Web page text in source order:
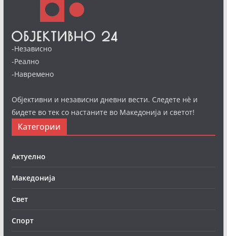
-Независно
-Реално
-Навремено
Објективни и независни дневни вести. Следете нè и
бидете во тек со настаните во Македонија и светот!
Категории
Актуелно
Македонија
Свет
Спорт